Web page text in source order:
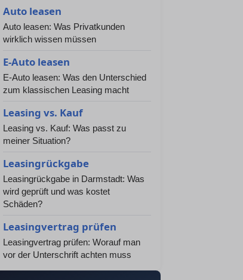
Auto leasen
Auto leasen: Was Privatkunden
wirklich wissen müssen
E-Auto leasen
E-Auto leasen: Was den Unterschied
zum klassischen Leasing macht
Leasing vs. Kauf
Leasing vs. Kauf: Was passt zu
meiner Situation?
Leasingrückgabe
Leasingrückgabe in Darmstadt: Was
wird geprüft und was kostet
Schäden?
Leasingvertrag prüfen
Leasingvertrag prüfen: Worauf man
vor der Unterschrift achten muss